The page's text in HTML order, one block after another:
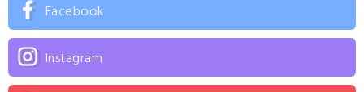
Facebook
Instagram